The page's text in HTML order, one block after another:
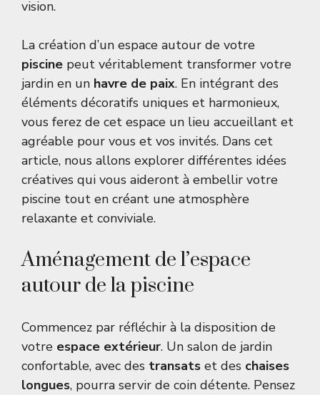
vision.
La création d’un espace autour de votre
piscine peut véritablement transformer votre
jardin en un havre de paix. En intégrant des
éléments décoratifs uniques et harmonieux,
vous ferez de cet espace un lieu accueillant et
agréable pour vous et vos invités. Dans cet
article, nous allons explorer différentes idées
créatives qui vous aideront à embellir votre
piscine tout en créant une atmosphère
relaxante et conviviale.
Aménagement de l’espace
autour de la piscine
Commencez par réfléchir à la disposition de
votre espace extérieur. Un salon de jardin
confortable, avec des transats et des chaises
longues, pourra servir de coin détente. Pensez